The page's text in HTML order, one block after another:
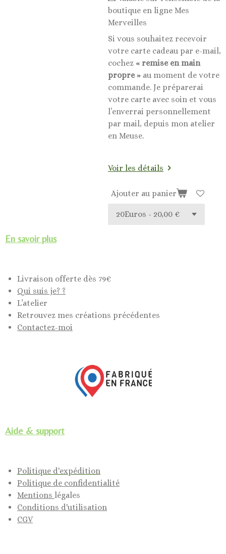
boutique en ligne Mes
Merveilles
Si vous souhaitez recevoir
votre carte cadeau par e-mail,
cochez « remise en main
propre » au moment de votre
commande. Je préparerai
votre carte avec soin et vous
l’enverrai personnellement
par mail, depuis mon atelier
en Meuse.
Voir les détails
Ajouter au panier
En savoir plus
Livraison offerte dès 79€
Qui suis je? ?
L’atelier
Retrouvez mes créations précédentes
Contactez-moi
Aide & support
Politique d'expédition
Politique de confidentialité
Mentions légales
Conditions d'utilisation
CGV